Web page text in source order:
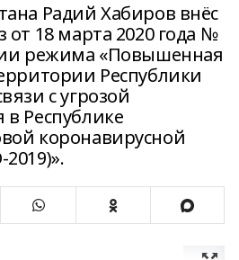
Радий Хабиров внёс
от 18 марта 2020 года №
режима «Повышенная
Республики
с угрозой
в Республике
коронавирусной